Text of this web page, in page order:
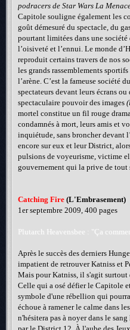
podracers de Star Wars La
Capitole souligne également les
goût démesuré du spectacle, du
pourtant limitées dans une
l’oisiveté et l’ennui. Le monde
reproduit certains travers de nos
les grands rassemblements
l’arène. C’est la fameuse société
spectateurs devant leurs écrans
spectaculaire pouvoir des images
mortel constitue un fil rouge
condamnés à mort, leurs amis et
inquiétude, sans broncher devant
encore sur eux et leur District,
pulsions de voyeurisme, victime
gouvernement qui la prive de tout
Catching Fire (L'Embrasement)
1er septembre 2009, 400 pages
Plutarch Heavensbee : "Ça
Après le succès des derniers
impatient de retrouver Katniss et
Mais pour Katniss, il s'agit surtout
Celle qui a osé défier le Capitole
symbole d'une rébellion qui
échoue à ramener le calme dans
n'hésitera pas à noyer dans le